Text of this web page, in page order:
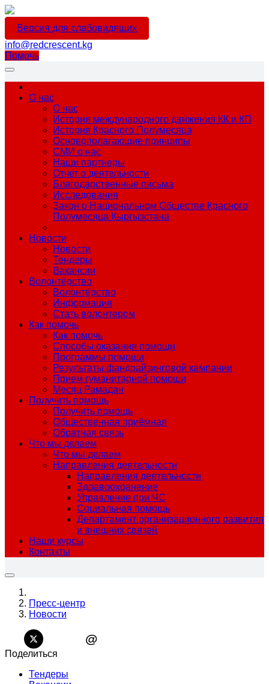
Версия для слабовидящих
info@redcrescent.kg
Помочь
О нас
О нас
История международного движения КК и КП
История Красного Полумесяца
Основополагающие принципы
СМИ о нас
Наши партнеры
Отчет о деятельности
Благодарственные письма
Исследования
Закон о Национальном Обществе Красного
Полумесяца Кыргызстана
Новости
Новости
Тендеры
Вакансии
Волонтёрство
Волонтёрство
Информация
Стать волонтером
Как помочь
Как помочь
Способы оказания помощи
Программы помощи
Результаты фандрайзинговой кампании
Прием гуманитарной помощи
Месяц Рамадан
Получить помощь
Получить помощь
Общественная приёмная
Обратная связь
Что мы делаем
Что мы делаем
Направления деятельности
Направления деятельности
Здравоохранение
Управление при ЧС
Социальная помощь
Департамент организационного развития
и внешних связей
Наши курсы
Контакты
Пресс-центр
Новости
@
Поделиться
Тендеры